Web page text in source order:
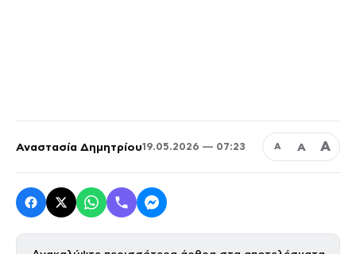
Αναστασία Δημητρίου19.05.2026 — 07:23 Α Α Α